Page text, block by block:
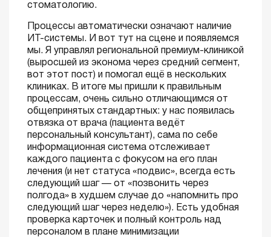
стоматологию.
Процессы автоматически означают наличие
ИТ-системы. И вот тут на сцене и появляемся
мы. Я управлял региональной премиум-клиникой
(выросшей из эконома через средний сегмент,
вот этот пост) и помогал ещё в нескольких
клиниках. В итоге мы пришли к правильным
процессам, очень сильно отличающимся от
общепринятых стандартных: у нас появилась
отвязка от врача (пациента ведёт
персональный консультант), сама по себе
информационная система отслеживает
каждого пациента с фокусом на его план
лечения (и нет статуса «подвис», всегда есть
следующий шаг — от «позвонить через
полгода» в худшем случае до «напомнить про
следующий шаг через неделю»). Есть удобная
проверка карточек и полный контроль над
персоналом в плане минимизации